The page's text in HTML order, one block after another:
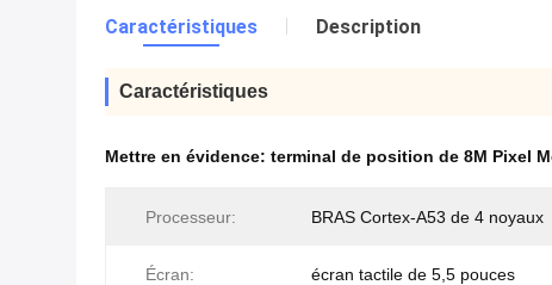
Caractéristiques Description
Caractéristiques
Mettre en évidence: terminal de position de 8M Pixel
Processeur: BRAS Cortex-A53 de 4 noyaux
Écran: écran tactile de 5,5 pouces